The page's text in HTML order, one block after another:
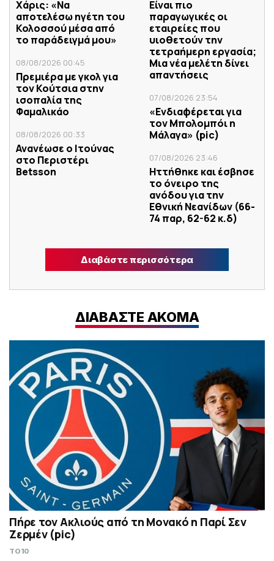
Χάρις: «Να
αποτελέσω ηγέτη του
Κολοσσού μέσα από
το παράδειγμά μου»
08/08/2026 00:45
Πρεμιέρα με γκολ για
τον Κούτσια στην
ισοπαλία της
Φαμαλικάο
08/08/2026 00:33
Ανανέωσε ο Ιτούνας
στο Περιστέρι
Betsson
Είναι πιο
παραγωγικές οι
εταιρείες που
υιοθετούν την
τετραήμερη εργασία;
Μια νέα μελέτη δίνει
απαντήσεις
07/08/2026 23:54
«Ενδιαφέρεται για
τον Μπολομπόι η
Μάλαγα» (pic)
07/08/2026 23:46
Ηττήθηκε και έσβησε
το όνειρο της
ανόδου για την
Εθνική Νεανίδων (66-
74 παρ, 62-62 κ.δ)
Διαβάστε περισσότερα
ΔΙΑΒΑΣΤΕ ΑΚΟΜΑ
Πήρε τον Ακλιούς από τη Μονακό η Παρί Σεν
Ζερμέν (pic)
TO10